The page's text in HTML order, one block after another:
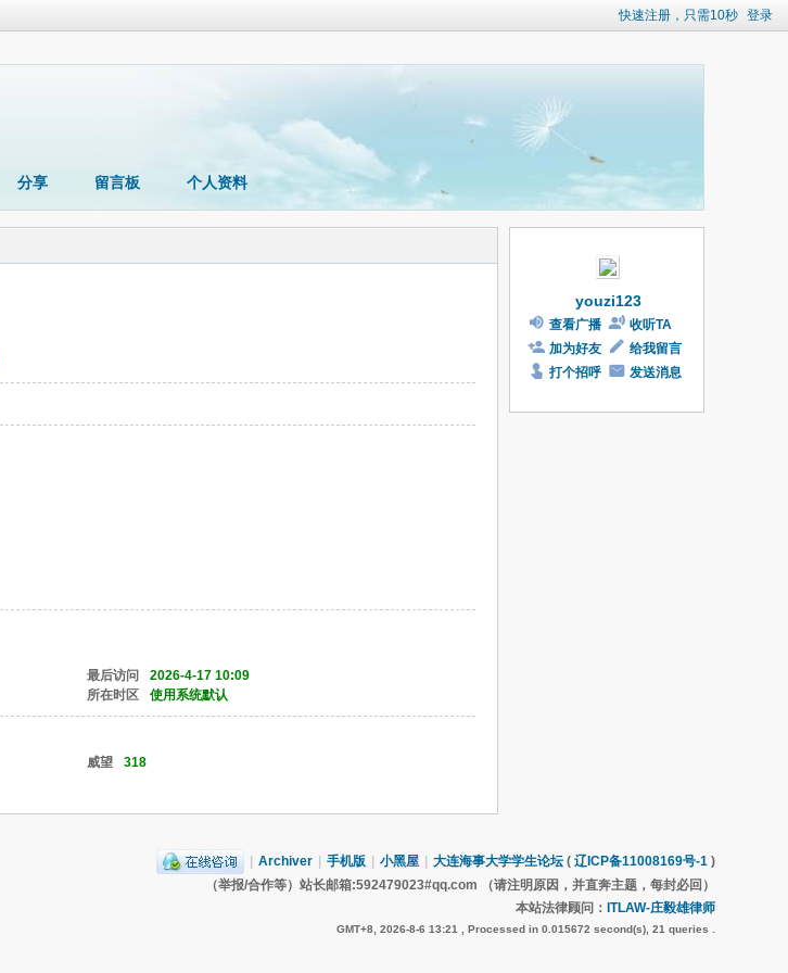
快速注册，只需10秒 登录
分享 留言板 个人资料
最后访问
2026-4-17 10:09
所在时区 使用系统默认
威望
318
youzi123
查看广播
收听TA
加为好友
给我留言
打个招呼
发送消息
| Archiver | 手机版 | 小黑屋 | 大连海事大学学生论坛 ( 辽ICP备11008169号-1 )
（举报/合作等）站长邮箱:592479023#qq.com （请注明原因，并直奔主题，每封必回）
本站法律顾问： ITLAW-庄毅雄律师
GMT+8, 2026-8-6 13:21 , Processed in 0.015672 second(s), 21 queries .